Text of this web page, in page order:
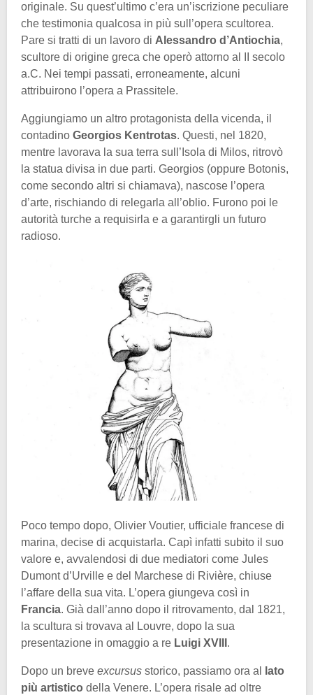
originale. Su quest’ultimo c’era un’iscrizione peculiare
che testimonia qualcosa in più sull’opera scultorea.
Pare si tratti di un lavoro di Alessandro d’Antiochia,
scultore di origine greca che operò attorno al II secolo
a.C. Nei tempi passati, erroneamente, alcuni
attribuirono l’opera a Prassitele.
Aggiungiamo un altro protagonista della vicenda, il
contadino Georgios Kentrotas. Questi, nel 1820,
mentre lavorava la sua terra sull’Isola di Milos, ritrovò
la statua divisa in due parti. Georgios (oppure Botonis,
come secondo altri si chiamava), nascose l’opera
d’arte, rischiando di relegarla all’oblio. Furono poi le
autorità turche a requisirla e a garantirgli un futuro
radioso.
Poco tempo dopo, Olivier Voutier, ufficiale francese di
marina, decise di acquistarla. Capì infatti subito il suo
valore e, avvalendosi di due mediatori come Jules
Dumont d’Urville e del Marchese di Rivière, chiuse
l’affare della sua vita. L’opera giungeva così in
Francia. Già dall’anno dopo il ritrovamento, dal 1821,
la scultura si trovava al Louvre, dopo la sua
presentazione in omaggio a re Luigi XVIII .
Dopo un breve excursus storico, passiamo ora al
lato
più artistico della Venere. L’opera risale ad oltre